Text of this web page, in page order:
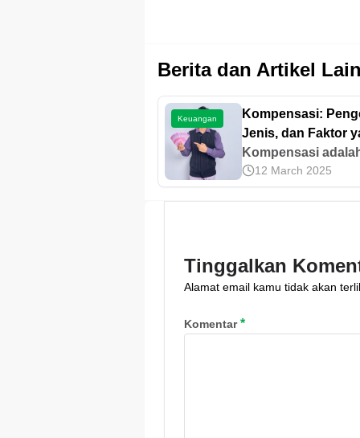
Berita dan Artikel
Keuangan
Kompensasi:
Jenis, dan Faktor
Memengaruhi
Kompensasi
salah satu faktor
bisa membuat
kompensasi, yuk
artikel ini.
12 March 2025
Tinggalkan
Alamat email kamu tidak akan
Komentar*